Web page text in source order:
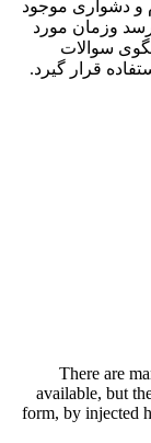
و دشواری موجود
رسد وزمان مورد
سوالات
قرار گیرد.
There are
available, but
form, by injected